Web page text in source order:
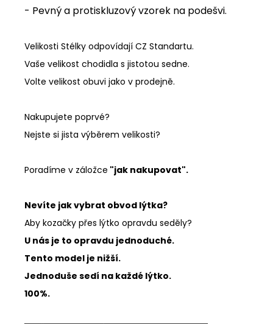
- Pevný a protiskluzový vzorek na podešvi.
Velikosti Stélky odpovídají CZ Standartu.
Vaše velikost chodidla s jistotou sedne.
Volte velikost obuvi jako v prodejně.
Nakupujete poprvé?
Nejste si jista výběrem velikosti?
Poradíme v záložce "jak nakupovat".
Nevíte jak vybrat obvod lýtka?
Aby kozačky přes lýtko opravdu seděly?
U nás je to opravdu jednoduché.
Tento model je nižší.
Jednoduše sedí na každé lýtko.
100%.